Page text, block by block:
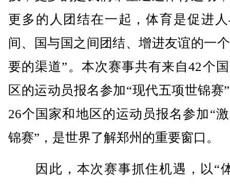
更多的人团结在一起，体育是促进
间、国与国之间团结、增进友谊的一
要的渠道”。本次赛事共有来自42个
区的运动员报名参加“现代五项世锦赛
26个国家和地区的运动员报名参加“
锦赛”，是世界了解郑州的重要窗口。
因此，本次赛事抓住机遇，以“